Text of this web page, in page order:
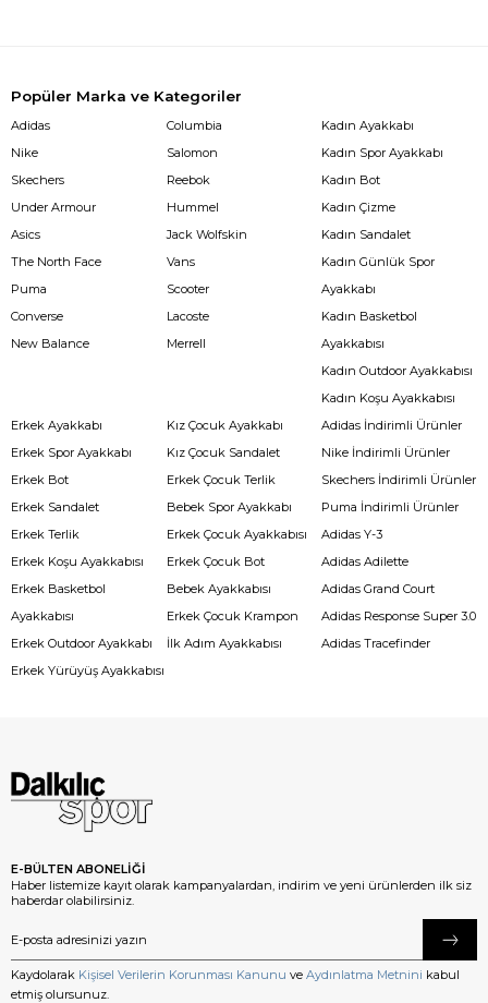
Popüler Marka ve Kategoriler
Adidas
Nike
Skechers
Under Armour
Asics
The North Face
Puma
Converse
New Balance
Columbia
Salomon
Reebok
Hummel
Jack Wolfskin
Vans
Scooter
Lacoste
Merrell
Kadın Ayakkabı
Kadın Spor Ayakkabı
Kadın Bot
Kadın Çizme
Kadın Sandalet
Kadın Günlük Spor
Ayakkabı
Kadın Basketbol
Ayakkabısı
Kadın Outdoor Ayakkabısı
Kadın Koşu Ayakkabısı
Erkek Ayakkabı
Erkek Spor Ayakkabı
Erkek Bot
Erkek Sandalet
Erkek Terlik
Erkek Koşu Ayakkabısı
Erkek Basketbol
Ayakkabısı
Erkek Outdoor Ayakkabı
Erkek Yürüyüş Ayakkabısı
Kız Çocuk Ayakkabı
Kız Çocuk Sandalet
Erkek Çocuk Terlik
Bebek Spor Ayakkabı
Erkek Çocuk Ayakkabısı
Erkek Çocuk Bot
Bebek Ayakkabısı
Erkek Çocuk Krampon
İlk Adım Ayakkabısı
Adidas İndirimli Ürünler
Nike İndirimli Ürünler
Skechers İndirimli Ürünler
Puma İndirimli Ürünler
Adidas Y-3
Adidas Adilette
Adidas Grand Court
Adidas Response Super 3.0
Adidas Tracefinder
E-BÜLTEN ABONELİĞİ
Haber listemize kayıt olarak kampanyalardan, indirim ve yeni ürünlerden ilk siz
haberdar olabilirsiniz.
Kaydolarak Kişisel Verilerin Korunması Kanunu ve Aydınlatma Metnini kabul
etmiş olursunuz.